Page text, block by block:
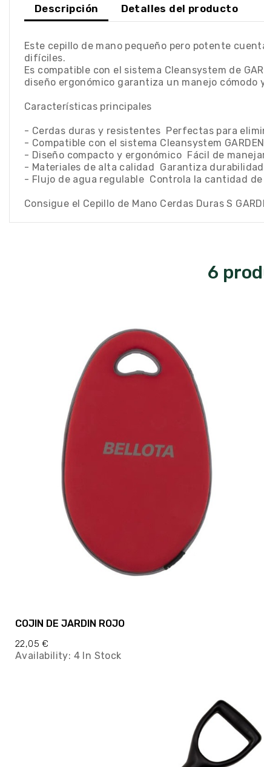
Descripción Detalles del producto
Este cepillo de mano pequeño pero potente
difíciles.
Es compatible con el sistema Cleansystem de
diseño ergonómico garantiza un manejo
Características principales
- Cerdas duras y resistentes  Perfectas para
- Compatible con el sistema Cleansystem
- Diseño compacto y ergonómico  Fácil de
- Materiales de alta calidad  Garantiza
- Flujo de agua regulable  Controla la cantidad
Consigue el Cepillo de Mano Cerdas Duras S
6
COJIN DE JARDIN ROJO
22,05 €
Availability: 4 In Stock